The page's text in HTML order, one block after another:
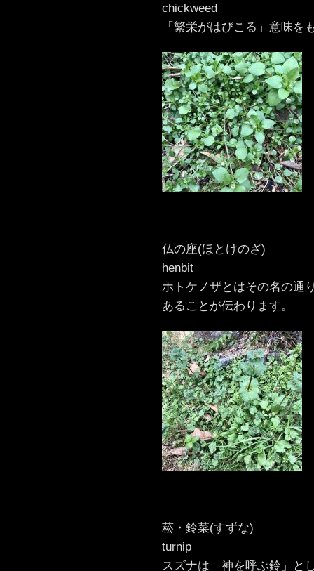
chickweed
「繁栄がはびこる」意味
仏の座(ほとけのざ)
henbit
ホトケノザとはその名の通
あることが伝わります。
菘・鈴菜(すずな)
turnip
スズナは「神を呼ぶ鈴」と